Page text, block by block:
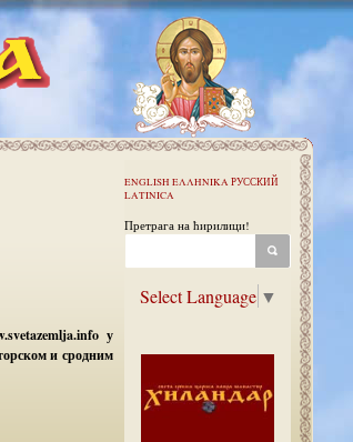
у
и сродним
ENGLISH ΕΛΛΗΝΙΚΑ РУССКИЙ
LATINICA
Претрага на ћирилици!
Select Language ▼